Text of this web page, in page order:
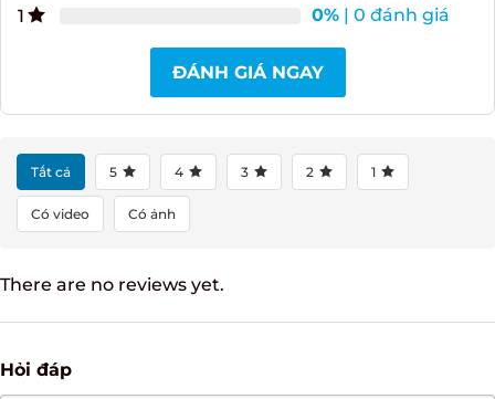
2
0%| 0 đánh giá
0%| 0 đánh giá
ĐÁNH GIÁ NGAY
5